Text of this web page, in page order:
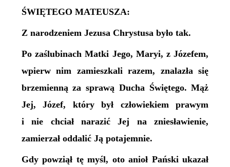
ŚWIĘTEGO MATEUSZA:
Z narodzeniem Jezusa Chrystusa było tak.
Po zaślubinach Matki Jego, Maryi, z Józefem,
wpierw nim zamieszkali razem, znalazła się
brzemienną za sprawą Ducha Świętego. Mąż
Jej, Józef, który był człowiekiem prawym
i nie chciał narazić Jej na zniesławienie,
zamierzał oddalić Ją potajemnie.
Gdy powziął tę myśl, oto anioł Pański ukazał